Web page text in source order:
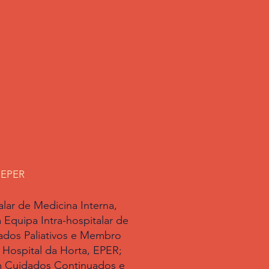
de Medicina Interna,
Intra-hospitalar de
Paliativos e Membro
da Horta, EPER;
Cuidados Continuados e